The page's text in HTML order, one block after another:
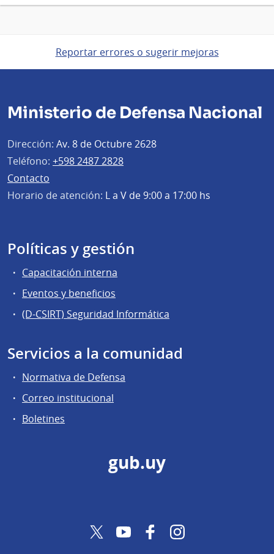
Reportar errores o sugerir mejoras
Ministerio de Defensa Nacional
Dirección: Av. 8 de Octubre 2628
Teléfono: +598 2487 2828
Contacto
Horario de atención: L a V de 9:00 a 17:00 hs
Políticas y gestión
Capacitación interna
Eventos y beneficios
(D-CSIRT) Seguridad Informática
Servicios a la comunidad
Normativa de Defensa
Correo institucional
Boletines
gub.uy
TwitterYouTubeFacebookInstagram